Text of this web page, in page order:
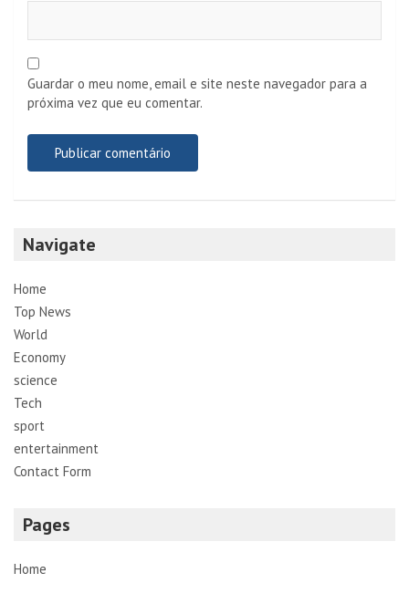
Guardar o meu nome, email e site neste navegador para a
próxima vez que eu comentar.
Navigate
Home
Top News
World
Economy
science
Tech
sport
entertainment
Contact Form
Pages
Home